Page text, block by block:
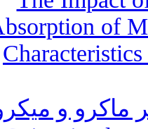
of
ماکرو و